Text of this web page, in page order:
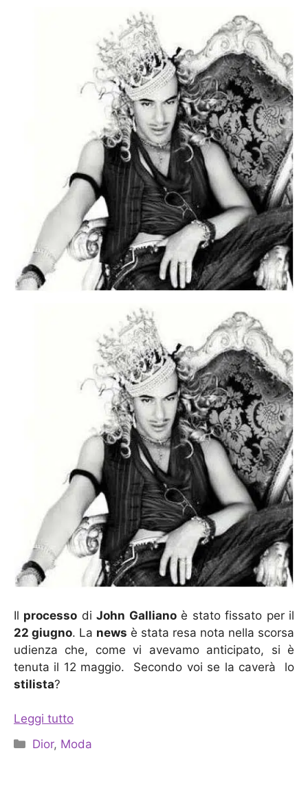
Il processo diJohn Gallianoè stato fissato per il
22 giugno. La news è stata resa nota nella scorsa
udienza che, come vi avevamo anticipato, si è
tenuta il 12 maggio. Secondo voi se la caverà lo
stilista?
Leggi tutto
Categorie
Dior, Moda